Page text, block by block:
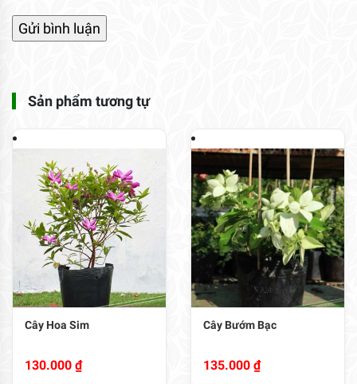
Sản phẩm tương tự
Cây Hoa Sim
130.000 ₫
Cây Bướm Bạc
135.000 ₫